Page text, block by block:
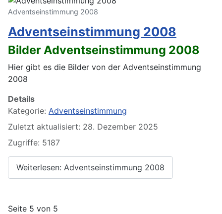
Adventseinstimmung 2008
Adventseinstimmung 2008
Bilder Adventseinstimmung 2008
Hier gibt es die Bilder von der Adventseinstimmung
2008
Details
Kategorie: Adventseinstimmung
Zuletzt aktualisiert: 28. Dezember 2025
Zugriffe: 5187
Weiterlesen: Adventseinstimmung 2008
Seite 5 von 5